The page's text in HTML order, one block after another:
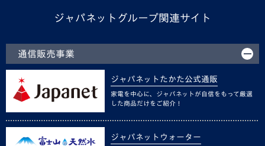
ジャパネットグループ関連サイト
通信販売事業
ジャパネットたかた公式通販
家電を中心に、ジャパネットが自信をもって厳選
した商品だけをご紹介！
ジャパネットウォーター